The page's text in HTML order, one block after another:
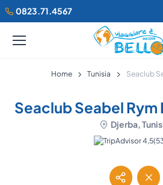
0823.71.4567
Home Tunisia Seaclub
Seaclub Seabel Rym
Djerba,